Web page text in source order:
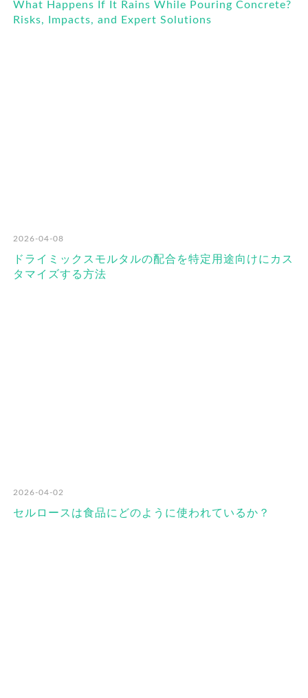
What Happens If It Rains While Pouring Concrete?
Risks, Impacts, and Expert Solutions
2026-04-08
ドライミックスモルタルの配合を特定用途向けにカス
タマイズする方法
2026-04-02
セルロースは食品にどのように使われているか？